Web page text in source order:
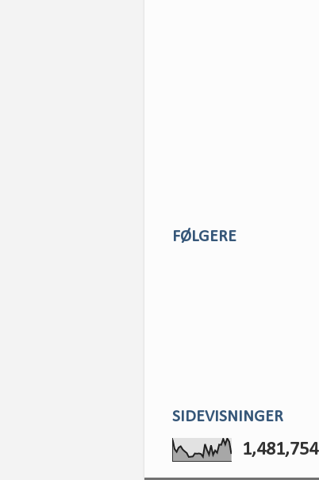
FØLGERE
SIDEVISNINGER
1,481,754